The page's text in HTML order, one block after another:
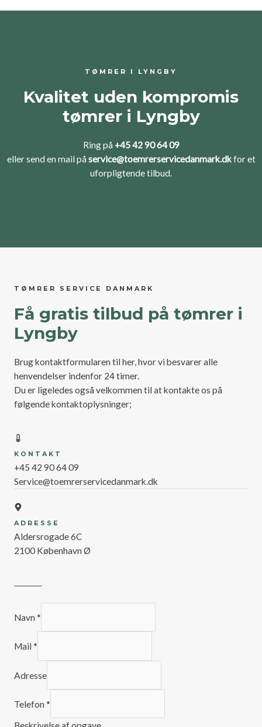
TØMRER I LYNGBY
Kvalitet uden kompromis
tømrer i Lyngby
Ring på +45 42 90 64 09
eller send en mail på service@toemrerservicedanmark.dkfor et
uforpligtende tilbud.
TØMRER SERVICE DANMARK
Få gratis tilbud på tømrer i
Lyngby
Brug kontaktformularen til her, hvor vi besvarer alle
henvendelser indenfor 24 timer.
Du er ligeledes også velkommen til at kontakte os på
følgende kontaktoplysninger;
KONTAKT
+45 42 90 64 09
Service@toemrerservicedanmark.dk
ADRESSE
Aldersrogade 6C
2100 København Ø
Navn *
Mail *
Adresse
Telefon *